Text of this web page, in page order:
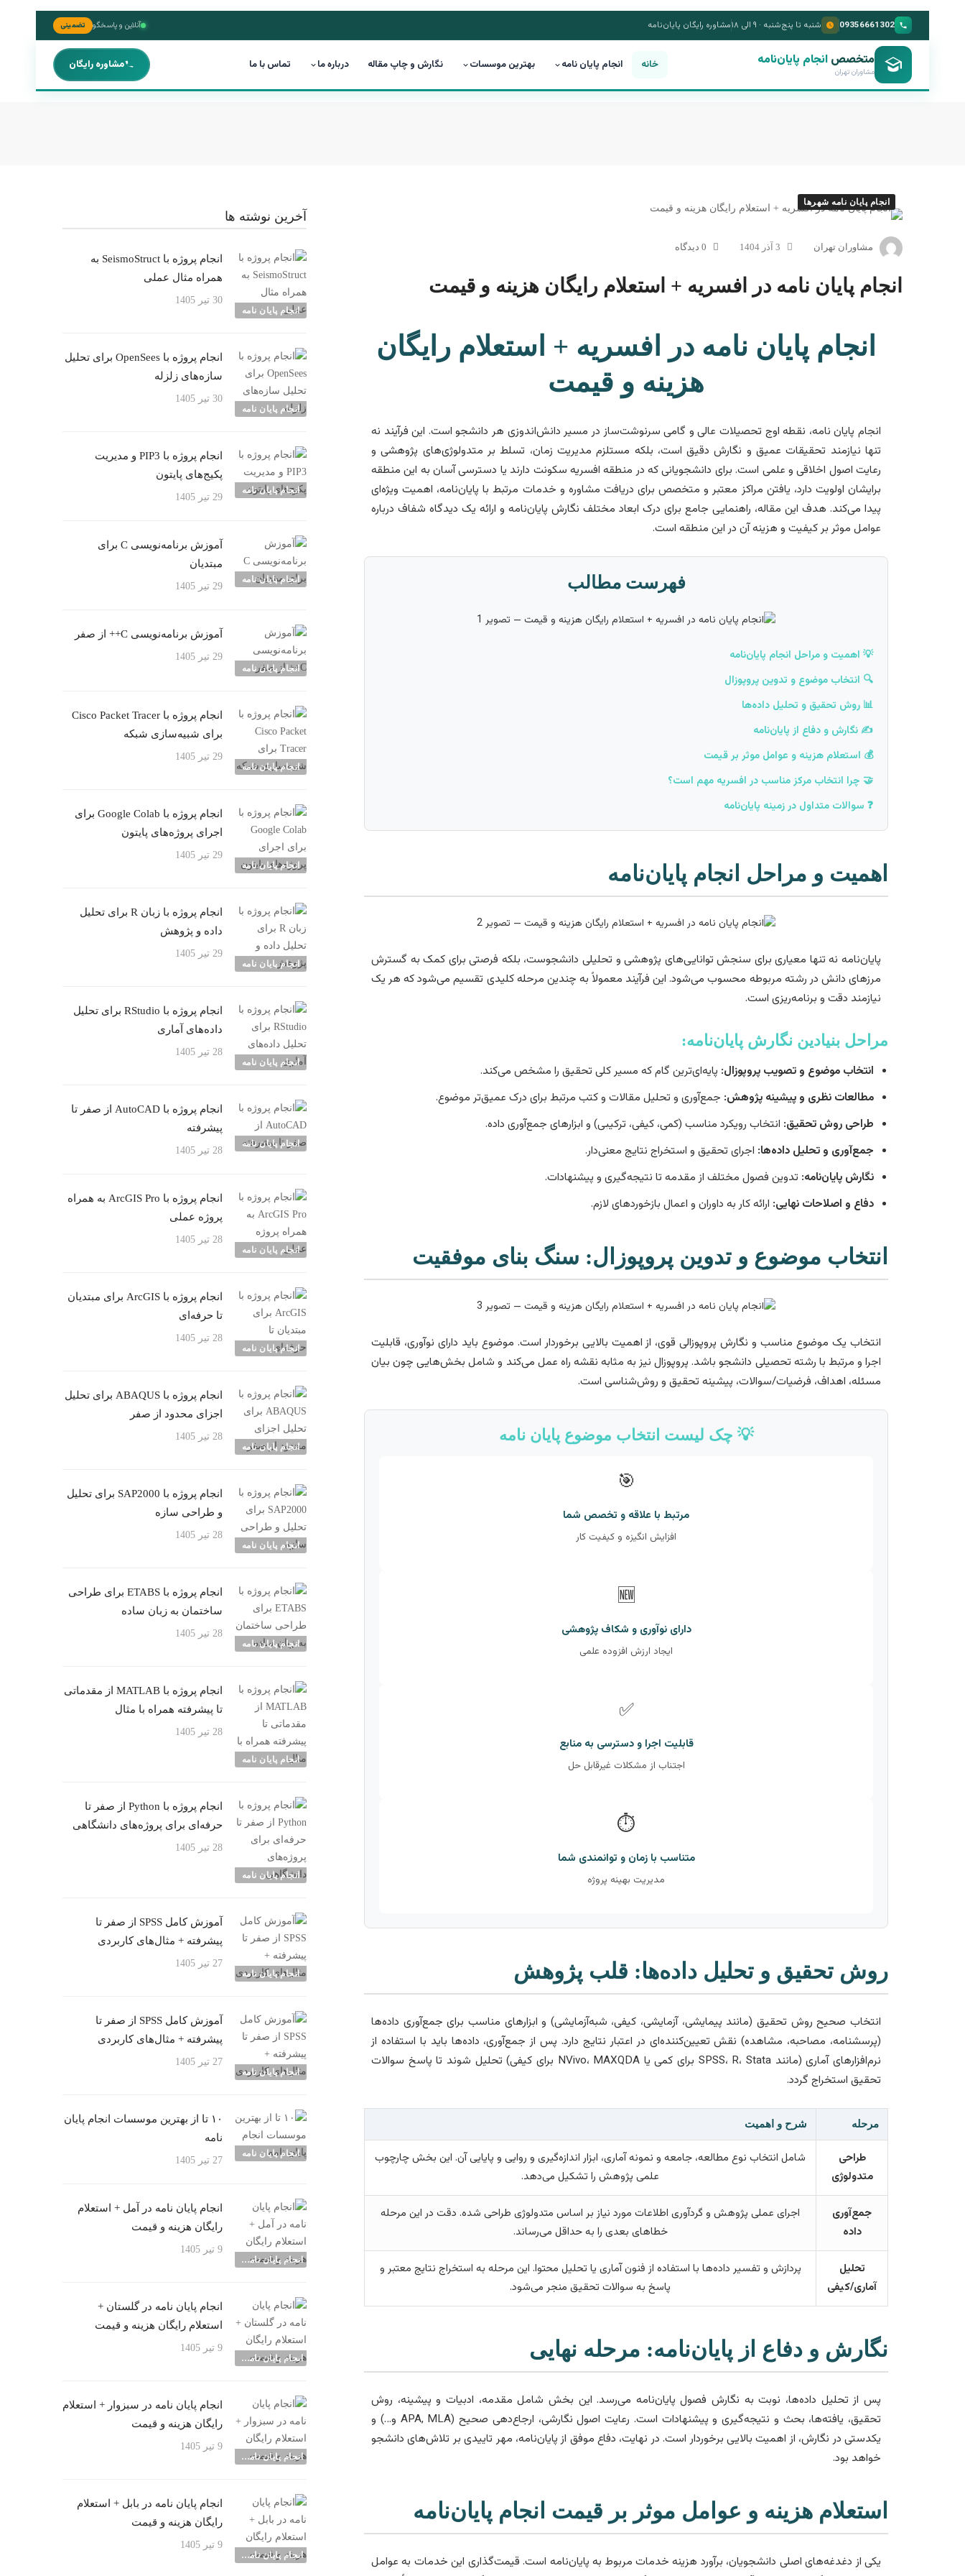
09356661302 شنبه تا پنج‌شنبه · ۹ الی ۱۸ مشاوره رایگان پایان‌نامه آنلاین و پاسخگو تضمینی
متخصص انجام پایان‌نامه
مشاوران تهران خانه انجام پایان نامه بهترین موسسات نگارش و چاپ مقاله درباره ما تماس با ما مشاوره رایگان
انجام پایان نامه شهرها
مشاوران تهران 3 آذر 1404 0 دیدگاه
انجام پایان نامه در افسریه + استعلام رایگان هزینه و قیمت
انجام پایان نامه در افسریه + استعلام رایگان
هزینه و قیمت
انجام پایان نامه، نقطه اوج تحصیلات عالی و گامی سرنوشت‌ساز در مسیر دانش‌اندوزی هر دانشجو است. این فرآیند نه
تنها نیازمند تحقیقات عمیق و نگارش دقیق است، بلکه مستلزم مدیریت زمان، تسلط بر متدولوژی‌های پژوهشی و
رعایت اصول اخلاقی و علمی است. برای دانشجویانی که در منطقه افسریه سکونت دارند یا دسترسی آسان به این منطقه
برایشان اولویت دارد، یافتن مراکز معتبر و متخصص برای دریافت مشاوره و خدمات مرتبط با پایان‌نامه، اهمیت ویژه‌ای
پیدا می‌کند. هدف این مقاله، راهنمایی جامع برای درک ابعاد مختلف نگارش پایان‌نامه و ارائه یک دیدگاه شفاف درباره
عوامل موثر بر کیفیت و هزینه آن در این منطقه است.
فهرست مطالب
💡 اهمیت و مراحل انجام پایان‌نامه
🔍 انتخاب موضوع و تدوین پروپوزال
📊 روش تحقیق و تحلیل داده‌ها
✍️ نگارش و دفاع از پایان‌نامه
💰 استعلام هزینه و عوامل موثر بر قیمت
🤝 چرا انتخاب مرکز مناسب در افسریه مهم است؟
❓ سوالات متداول در زمینه پایان‌نامه
اهمیت و مراحل انجام پایان‌نامه
پایان‌نامه نه تنها معیاری برای سنجش توانایی‌های پژوهشی و تحلیلی دانشجوست، بلکه فرصتی برای کمک به گسترش
مرزهای دانش در رشته مربوطه محسوب می‌شود. این فرآیند معمولاً به چندین مرحله کلیدی تقسیم می‌شود که هر یک
نیازمند دقت و برنامه‌ریزی است.
مراحل بنیادین نگارش پایان‌نامه:
انتخاب موضوع و تصویب پروپوزال: پایه‌ای‌ترین گام که مسیر کلی تحقیق را مشخص می‌کند.
مطالعات نظری و پیشینه پژوهش: جمع‌آوری و تحلیل مقالات و کتب مرتبط برای درک عمیق‌تر موضوع.
طراحی روش تحقیق: انتخاب رویکرد مناسب (کمی، کیفی، ترکیبی) و ابزارهای جمع‌آوری داده.
جمع‌آوری و تحلیل داده‌ها: اجرای تحقیق و استخراج نتایج معنی‌دار.
نگارش پایان‌نامه: تدوین فصول مختلف از مقدمه تا نتیجه‌گیری و پیشنهادات.
دفاع و اصلاحات نهایی: ارائه کار به داوران و اعمال بازخوردهای لازم.
انتخاب موضوع و تدوین پروپوزال: سنگ بنای موفقیت
انتخاب یک موضوع مناسب و نگارش پروپوزالی قوی، از اهمیت بالایی برخوردار است. موضوع باید دارای نوآوری، قابلیت
اجرا و مرتبط با رشته تحصیلی دانشجو باشد. پروپوزال نیز به مثابه نقشه راه عمل می‌کند و شامل بخش‌هایی چون بیان
مسئله، اهداف، فرضیات/سوالات، پیشینه تحقیق و روش‌شناسی است.
💡 چک لیست انتخاب موضوع پایان نامه
🎯
مرتبط با علاقه و تخصص شما
افزایش انگیزه و کیفیت کار
🆕
دارای نوآوری و شکاف پژوهشی
ایجاد ارزش افزوده علمی
✅
قابلیت اجرا و دسترسی به منابع
اجتناب از مشکلات غیرقابل حل
⏱️
متناسب با زمان و توانمندی شما
مدیریت بهینه پروژه
روش تحقیق و تحلیل داده‌ها: قلب پژوهش
انتخاب صحیح روش تحقیق (مانند پیمایشی، آزمایشی، کیفی، شبه‌آزمایشی) و ابزارهای مناسب برای جمع‌آوری داده‌ها
(پرسشنامه، مصاحبه، مشاهده) نقش تعیین‌کننده‌ای در اعتبار نتایج دارد. پس از جمع‌آوری، داده‌ها باید با استفاده از
نرم‌افزارهای آماری (مانند SPSS، R، Stata برای کمی یا NVivo، MAXQDA برای کیفی) تحلیل شوند تا پاسخ سوالات
تحقیق استخراج گردد.
مرحله شرح و اهمیت
طراحی
متدولوژی
شامل انتخاب نوع مطالعه، جامعه و نمونه آماری، ابزار اندازه‌گیری و روایی و پایایی آن. این بخش چارچوب
علمی پژوهش را تشکیل می‌دهد.
جمع‌آوری
داده
اجرای عملی پژوهش و گردآوری اطلاعات مورد نیاز بر اساس متدولوژی طراحی شده. دقت در این مرحله
خطاهای بعدی را به حداقل می‌رساند.
تحلیل
آماری/کیفی
پردازش و تفسیر داده‌ها با استفاده از فنون آماری یا تحلیل محتوا. این مرحله به استخراج نتایج معتبر و
پاسخ به سوالات تحقیق منجر می‌شود.
نگارش و دفاع از پایان‌نامه: مرحله نهایی
پس از تحلیل داده‌ها، نوبت به نگارش فصول پایان‌نامه می‌رسد. این بخش شامل مقدمه، ادبیات و پیشینه، روش
تحقیق، یافته‌ها، بحث و نتیجه‌گیری و پیشنهادات است. رعایت اصول نگارشی، ارجاع‌دهی صحیح (APA, MLA و…) و
یکدستی در نگارش، از اهمیت بالایی برخوردار است. در نهایت، دفاع موفق از پایان‌نامه، مهر تاییدی بر تلاش‌های دانشجو
خواهد بود.
استعلام هزینه و عوامل موثر بر قیمت انجام پایان‌نامه
یکی از دغدغه‌های اصلی دانشجویان، برآورد هزینه خدمات مربوط به پایان‌نامه است. قیمت‌گذاری این خدمات به عوامل
آخرین نوشته ها
انجام پایان نامه
انجام پروژه با SeismoStruct به
همراه مثال عملی
30 تیر 1405
انجام پایان نامه
انجام پروژه با OpenSees برای تحلیل
سازه‌های زلزله
30 تیر 1405
انجام پایان نامه
انجام پروژه با PIP3 و مدیریت
پکیج‌های پایتون
29 تیر 1405
انجام پایان نامه
آموزش برنامه‌نویسی C برای
مبتدیان
29 تیر 1405
انجام پایان نامه
آموزش برنامه‌نویسی C++ از صفر
29 تیر 1405
انجام پایان نامه
انجام پروژه با Cisco Packet Tracer
برای شبیه‌سازی شبکه
29 تیر 1405
انجام پایان نامه
انجام پروژه با Google Colab برای
اجرای پروژه‌های پایتون
29 تیر 1405
انجام پایان نامه
انجام پروژه با زبان R برای تحلیل
داده و پژوهش
29 تیر 1405
انجام پایان نامه
انجام پروژه با RStudio برای تحلیل
داده‌های آماری
28 تیر 1405
انجام پایان نامه
انجام پروژه با AutoCAD از صفر تا
پیشرفته
28 تیر 1405
انجام پایان نامه
انجام پروژه با ArcGIS Pro به همراه
پروژه عملی
28 تیر 1405
انجام پایان نامه
انجام پروژه با ArcGIS برای مبتدیان
تا حرفه‌ای
28 تیر 1405
انجام پایان نامه
انجام پروژه با ABAQUS برای تحلیل
اجزای محدود از صفر
28 تیر 1405
انجام پایان نامه
انجام پروژه با SAP2000 برای تحلیل
و طراحی سازه
28 تیر 1405
انجام پایان نامه
انجام پروژه با ETABS برای طراحی
ساختمان به زبان ساده
28 تیر 1405
انجام پایان نامه
انجام پروژه با MATLAB از مقدماتی
تا پیشرفته همراه با مثال
28 تیر 1405
انجام پایان نامه
انجام پروژه با Python از صفر تا
حرفه‌ای برای پروژه‌های دانشگاهی
28 تیر 1405
انجام پایان نامه
آموزش کامل SPSS از صفر تا
پیشرفته + مثال‌های کاربردی
27 تیر 1405
انجام پایان نامه
آموزش کامل SPSS از صفر تا
پیشرفته + مثال‌های کاربردی
27 تیر 1405
انجام پایان نامه
۱۰ تا از بهترین موسسات انجام پایان
نامه
27 تیر 1405
انجام پایان نامه شهرها
انجام پایان نامه در آمل + استعلام
رایگان هزینه و قیمت
9 تیر 1405
انجام پایان نامه شهرها
انجام پایان نامه در گلستان +
استعلام رایگان هزینه و قیمت
9 تیر 1405
انجام پایان نامه شهرها
انجام پایان نامه در سبزوار + استعلام
رایگان هزینه و قیمت
9 تیر 1405
انجام پایان نامه شهرها
انجام پایان نامه در بابل + استعلام
رایگان هزینه و قیمت
9 تیر 1405